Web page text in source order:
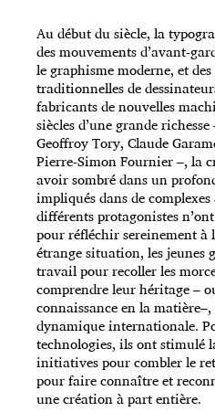
Au début du siècle, la
des mouvements d’avant-
le graphisme moderne, et
traditionnelles de
fabricants de nouvelles
siècles d’une grande
Geoffroy Tory, Claude
Pierre-Simon Fournier –, la
avoir sombré dans un
impliqués dans de
différents protagonistes
pour réfléchir sereinement à
étrange situation, les jeunes
travail pour recoller les
comprendre leur héritage –
connaissance en la
dynamique internationale.
technologies, ils ont stimulé
initiatives pour combler le
pour faire connaître et
une création à part entière.